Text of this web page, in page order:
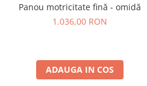
Panou motricitate fină - omidă
1.036,00 RON
ADAUGA IN COS